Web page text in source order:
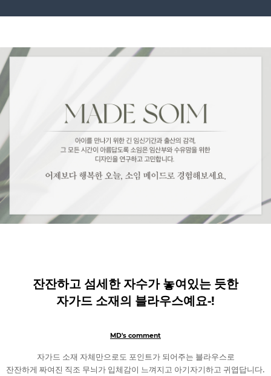
잔잔하고 섬세한 자수가 놓여있는 듯한
자가드 소재의 블라우스예요-!
MD's comment
자가드 소재 자체만으로도 포인트가 되어주는 블라우스로
잔잔하게 짜여진 직조 무늬가 입체감이 느껴지고 아기자기하고 귀엽답니다.